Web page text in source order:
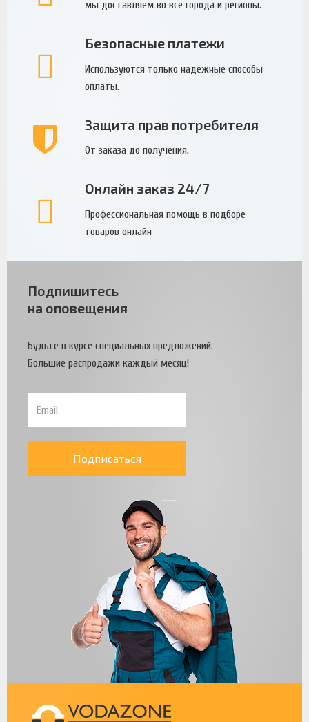
мы доставляем во все города и регионы.
Безопасные платежи
Используются только надежные способы
оплаты.
Защита прав потребителя
От заказа до получения.
Онлайн заказ 24/7
Профессиональная помощь в подборе
товаров онлайн
Подпишитесь
на оповещения
Будьте в курсе специальных предложений.
Большие распродажи каждый месяц!
Подписаться